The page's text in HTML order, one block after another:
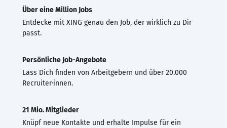
Über eine Million Jobs
Entdecke mit XING genau den Job, der wirklich zu Dir
passt.
Persönliche Job-Angebote
Lass Dich finden von Arbeitgebern und über 20.000
Recruiter·innen.
21 Mio. Mitglieder
Knüpf neue Kontakte und erhalte Impulse für ein